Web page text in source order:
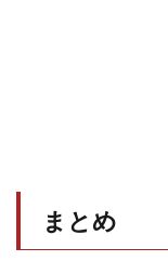
まとめ